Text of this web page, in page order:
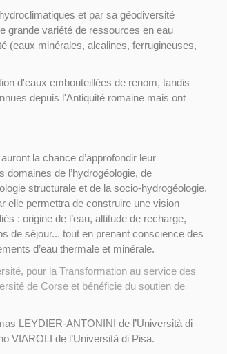
et par sa géodiversité
grande variété de ressources en eau
(eaux minérales, alcalines, ferrugineuses,
d'eaux embouteillées de renom, tandis
depuis l'Antiquité romaine mais ont
la chance d’approfondir leur
de l’hydrogéologie, de
structurale et de la socio-hydrogéologie.
elle permettra de construire une vision
: origine de l’eau, altitude de recharge,
de séjour... tout en prenant conscience des
d’eau thermale et minérale.
pour la Transformation au service des
de Corse et bénéficie du soutien de
LEYDIER-ANTONINI de l’Università di
VIAROLI de l’Università di Pisa.